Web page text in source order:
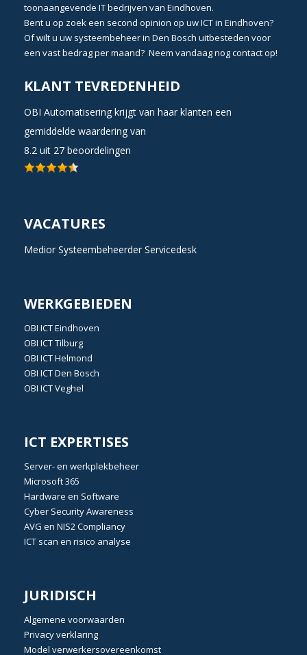
toonaangevende IT bedrijven van Eindhoven.
Bent u op zoek een second opinion op uwICT in Eindhoven?
Of wilt u uw systeembeheer in Den Bosch uitbesteden voor
een vast bedrag per maand? Neem vandaag nogcontactop!
KLANT TEVREDENHEID
OBI Automatisering krijgt van haar klanten een
gemiddelde waardering van
8.2 uit 27 beoordelingen
VACATURES
Medior Systeembeheerder Servicedesk
WERKGEBIEDEN
OBI ICT Eindhoven
OBI ICT Tilburg
OBI ICT Helmond
OBI ICT Den Bosch
OBI ICT Veghel
ICT EXPERTISES
Server- en werkplekbeheer
Microsoft 365
Hardware en Software
Cyber Security Awareness
AVG en NIS2 Compliancy
ICT scan en risico analyse
JURIDISCH
Algemene voorwaarden
Privacy verklaring
Model verwerkersovereenkomst